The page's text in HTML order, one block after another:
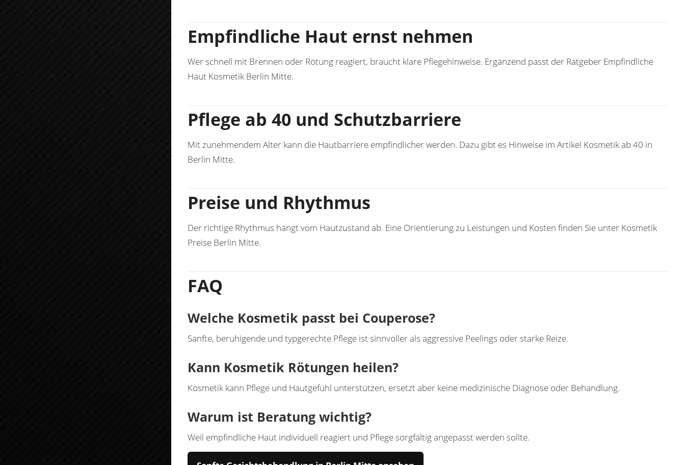
Empfindliche Haut ernst nehmen
Wer schnell mit Brennen oder Rötung reagiert, braucht klare Pflegehinweise. Ergänzend passt der Ratgeber Empfindliche
Haut Kosmetik Berlin Mitte.
Pflege ab 40 und Schutzbarriere
Mit zunehmendem Alter kann die Hautbarriere empfindlicher werden. Dazu gibt es Hinweise im Artikel Kosmetik ab 40 in
Berlin Mitte.
Preise und Rhythmus
Der richtige Rhythmus hängt vom Hautzustand ab. Eine Orientierung zu Leistungen und Kosten finden Sie unter Kosmetik
Preise Berlin Mitte.
FAQ
Welche Kosmetik passt bei Couperose?
Sanfte, beruhigende und typgerechte Pflege ist sinnvoller als aggressive Peelings oder starke Reize.
Kann Kosmetik Rötungen heilen?
Kosmetik kann Pflege und Hautgefühl unterstützen, ersetzt aber keine medizinische Diagnose oder Behandlung.
Warum ist Beratung wichtig?
Weil empfindliche Haut individuell reagiert und Pflege sorgfältig angepasst werden sollte.